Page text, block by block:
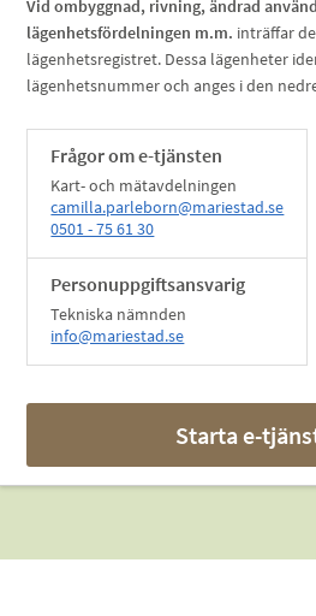
Vid ombyggnad, rivning, ändrad
lägenhetsfördelningen m.m. inträffar
lägenhetsregistret. Dessa lägenheter
lägenhetsnummer och anges i den
Frågor om e-tjänsten
Kart- och mätavdelningen
camilla.parleborn@mariestad.se
0501 - 75 61 30
Personuppgiftsansvarig
Tekniska nämnden
info@mariestad.se
Starta e-